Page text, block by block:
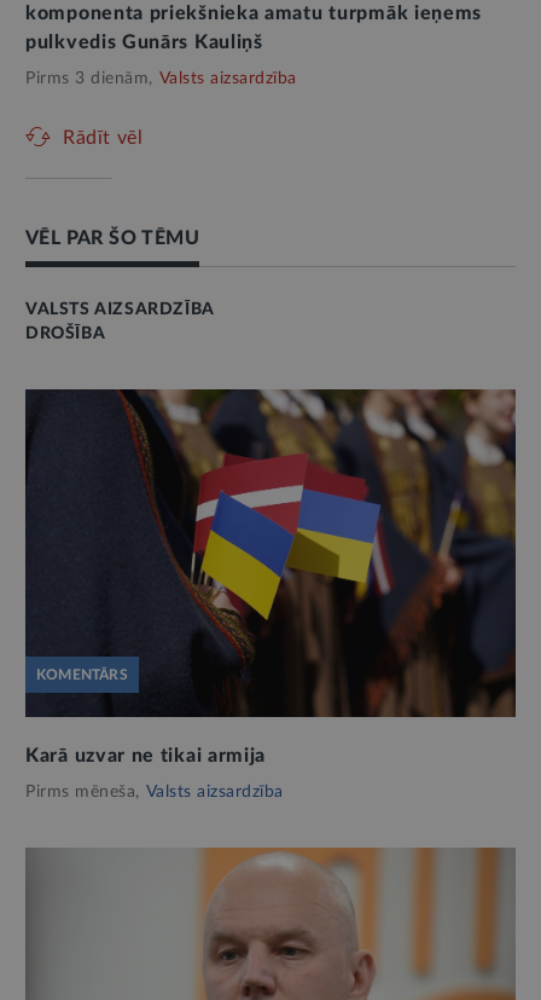
komponenta priekšnieka amatu turpmāk ieņems
pulkvedis Gunārs Kauliņš
Pirms 3 dienām, Valsts aizsardzība
Rādīt vēl
VĒL PAR ŠO TĒMU
VALSTS AIZSARDZĪBA
DROŠĪBA
KOMENTĀRS
Karā uzvar ne tikai armija
Pirms mēneša, Valsts aizsardzība